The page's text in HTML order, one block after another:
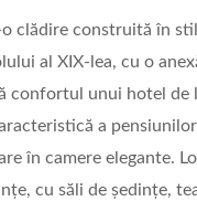
clădire construită în
al XIX-lea, cu o
confortul unui hotel de
a
în camere elegante.
cu săli de ședințe,